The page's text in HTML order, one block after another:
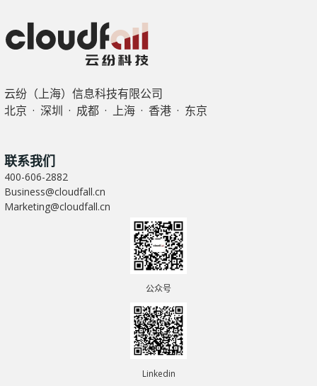
航
云纷（上海）信息科技有限公司
北京 · 深圳 · 成都 · 上海 · 香港 · 东京
联系我们
400-606-2882
Business@cloudfall.cn
Marketing@cloudfall.cn
公众号
Linkedin